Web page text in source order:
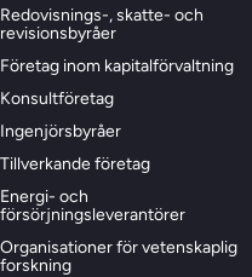
Redovisnings-, skatte- och
revisionsbyråer
Företag inom kapitalförvaltning
Konsultföretag
Ingenjörsbyråer
Tillverkande företag
Energi- och
försörjningsleverantörer
Organisationer för vetenskaplig
forskning